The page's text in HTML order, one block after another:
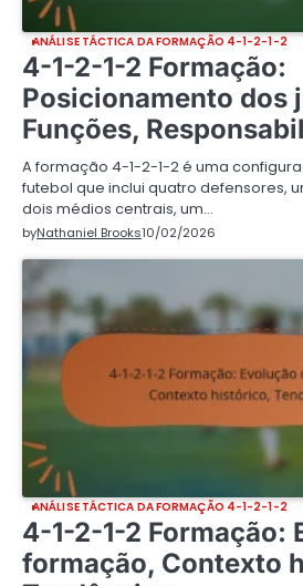
ANÁLISE TÁCTICA DA FORMAÇÃO 4-1-2-1-2
4-1-2-1-2 Formação:
Posicionamento dos
Funções,
A formação 4-1-2-1-2 é uma
futebol que inclui quatro defensores,
dois médios centrais, um…
byNathaniel Brooks10/02/2026
ANÁLISE TÁCTICA DA FORMAÇÃO 4-1-2-1-2
4-1-2-1-2 Formação:
formação, Contexto